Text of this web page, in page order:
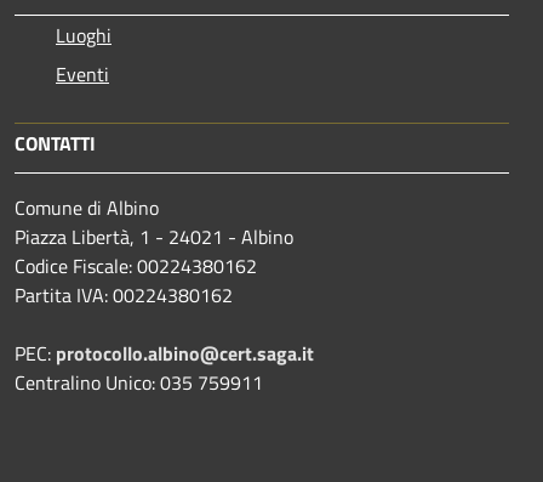
Luoghi
Eventi
CONTATTI
Comune di Albino
Piazza Libertà, 1 - 24021 - Albino
Codice Fiscale: 00224380162
Partita IVA: 00224380162
PEC: protocollo.albino@cert.saga.it
Centralino Unico: 035 759911